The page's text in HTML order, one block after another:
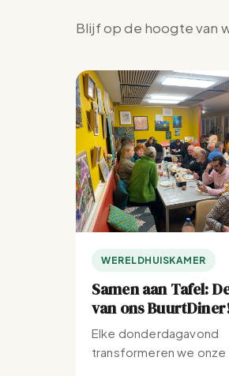
Blijf op de hoogte van
WERELDHUISKAMER
Samen aan Tafel:
van ons
Elke donderdagavond
transformeren we onze